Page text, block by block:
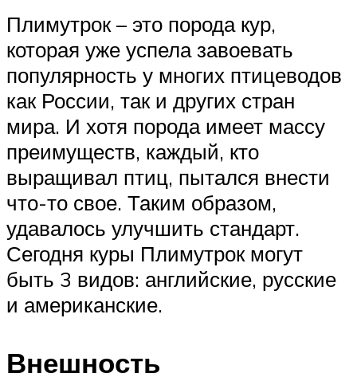
Плимутрок – это порода кур,
которая уже успела завоевать
популярность у многих птицеводов
как России, так и других стран
мира. И хотя порода имеет массу
преимуществ, каждый, кто
выращивал птиц, пытался внести
что-то свое. Таким образом,
удавалось улучшить стандарт.
Сегодня куры Плимутрок могут
быть 3 видов: английские, русские
и американские.
Внешность